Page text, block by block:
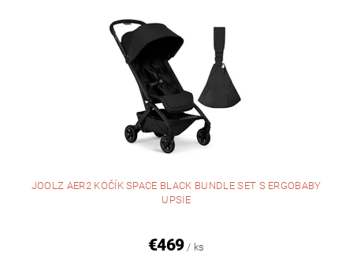
JOOLZ AER2 KOČÍK SPACE BLACK BUNDLE SET S ERGOBABY
UPSIE
€469 / ks